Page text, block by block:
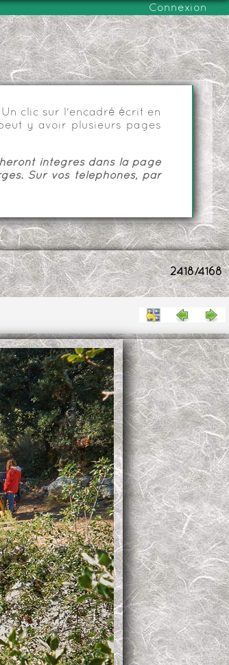
Connexion
clic sur l'encadré écrit en
y avoir plusieurs pages
intégrés dans la page
Sur vos téléphones, par
2418/4168